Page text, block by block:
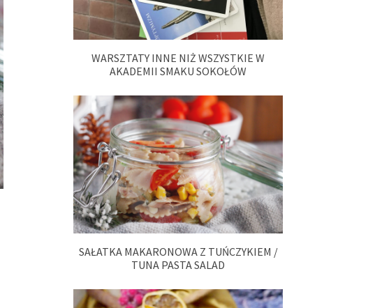
WARSZTATY INNE NIŻ WSZYSTKIE W
AKADEMII SMAKU SOKOŁÓW
SAŁATKA MAKARONOWA Z TUŃCZYKIEM /
TUNA PASTA SALAD